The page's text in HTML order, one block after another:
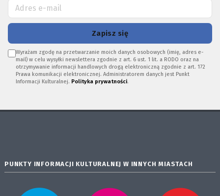
Zapisz się
Wyrażam zgodę na przetwarzanie moich danych osobowych (imię, adres e-
mail) w celu wysyłki newslettera zgodnie z art. 6 ust. 1 lit. a RODO oraz na
otrzymywanie informacji handlowych drogą elektroniczną zgodnie z art. 172
Prawa komunikacji elektronicznej. Administratorem danych jest Punkt
Informacji Kulturalnej. Polityka prywatności.
PUNKTY INFORMACJI KULTURALNEJ W INNYCH MIASTACH